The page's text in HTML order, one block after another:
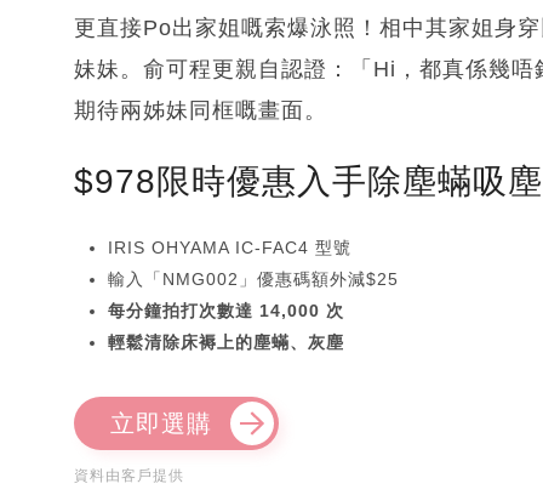
更直接Po出家姐嘅索爆泳照！相中其家姐身
妹妹。俞可程更親自認證：「Hi，都真係幾
期待兩姊妹同框嘅畫面。
$978限時優惠入手除塵蟎吸
IRIS OHYAMA IC-FAC4 型號
輸入「NMG002」優惠碼額外減$25
每分鐘拍打次數達 14,000 次
輕鬆清除床褥上的塵蟎、灰塵
立即選購
資料由客戶提供